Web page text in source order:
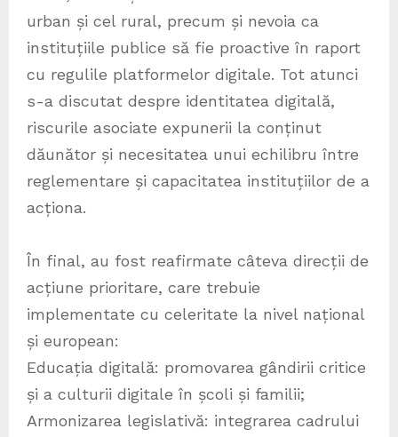
urban și cel rural, precum și nevoia ca
instituțiile publice să fie proactive în raport
cu regulile platformelor digitale. Tot atunci
s-a discutat despre identitatea digitală,
riscurile asociate expunerii la conținut
dăunător și necesitatea unui echilibru între
reglementare și capacitatea instituțiilor de a
acționa.
În final, au fost reafirmate câteva direcții de
acțiune prioritare, care trebuie
implementate cu celeritate la nivel național
și european:
Educația digitală: promovarea gândirii critice
și a culturii digitale în școli și familii;
Armonizarea legislativă: integrarea cadrului